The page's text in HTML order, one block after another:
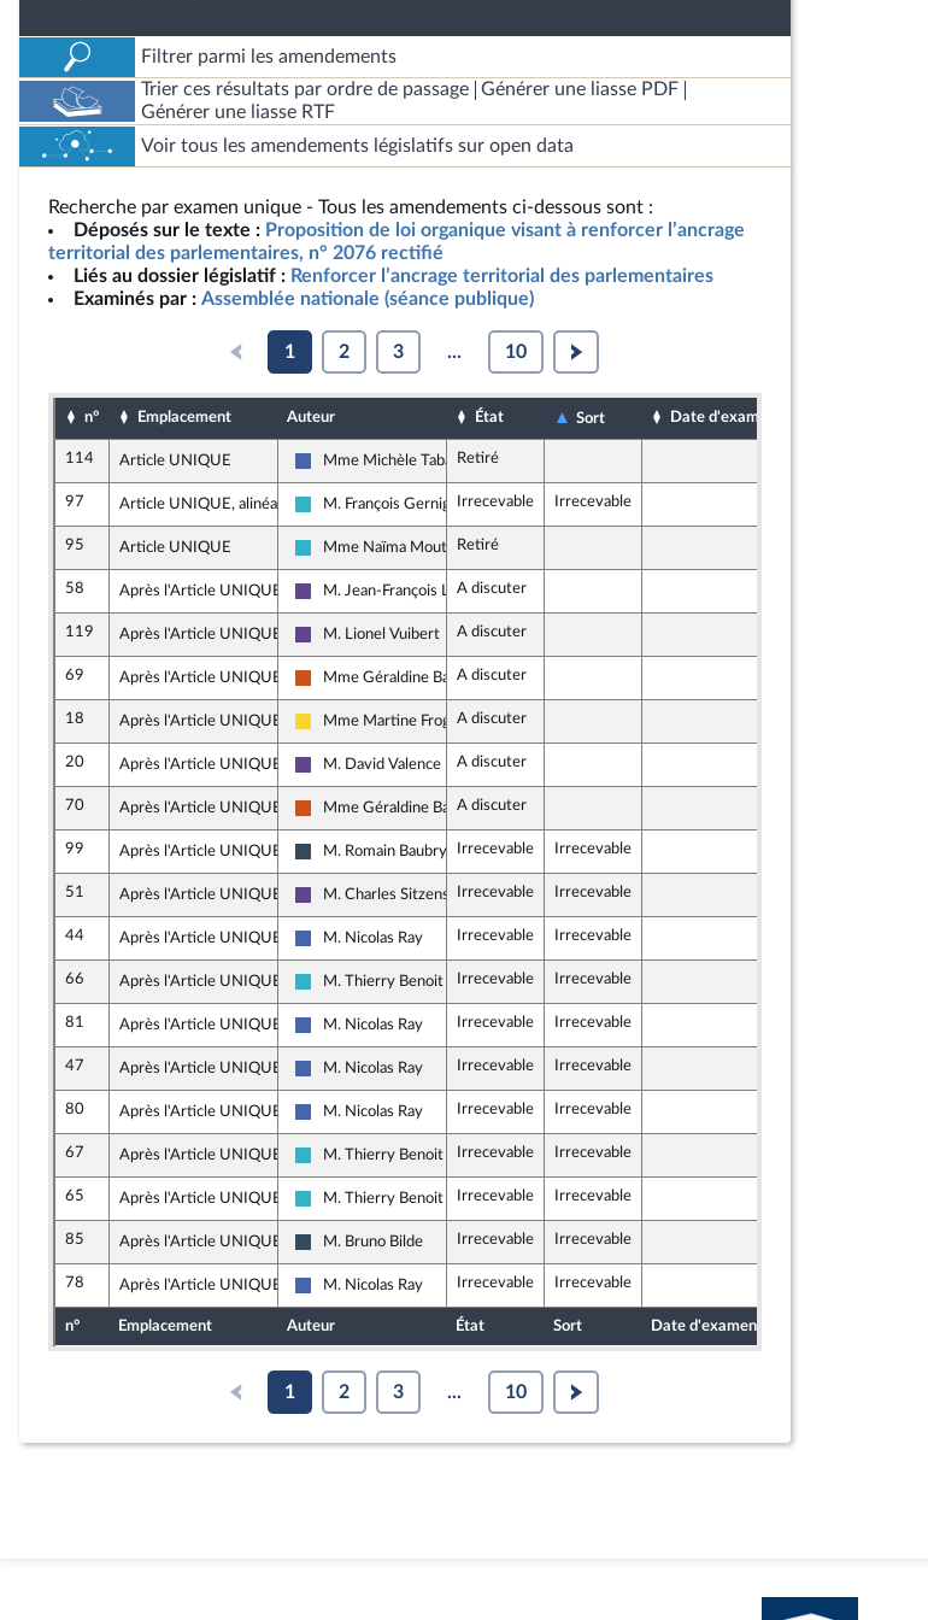
Filtrer parmi les amendements
Trier ces résultats par ordre de passage
Générer une liasse PDF
Générer une liasse RTF
Voir tous les amendements législatifs sur open data
Recherche par examen unique - Tous les amendements ci-dessous sont :
Déposés sur le texte : Proposition de loi organique visant à renforcer l’ancrage
territorial des parlementaires, n° 2076 rectifié
Liés au dossier législatif : Renforcer l’ancrage territorial des parlementaires
Examinés par : Assemblée nationale (séance publique)
1 2 3 ... 10
n° Emplacement Auteur État Sort Date d'examen
114 Article UNIQUE
Les Républicains
Mme Michèle TabarotRetiré
97 Article UNIQUE, alinéa 2
Horizons et apparentés
M. François GernigonIrrecevable Irrecevable
95 Article UNIQUE
Horizons et apparentés
Mme Naïma MoutchouRetiré
58 Après l'Article UNIQUE
Renaissance
M. Jean-François Lovisolo
A discuter
119 Après l'Article UNIQUE
Renaissance
M. Lionel Vuibert A discuter
69 Après l'Article UNIQUE
Démocrate (MoDem et Indépendants)
Mme Géraldine BannierA discuter
18 Après l'Article UNIQUE
Libertés, Indépendants, Outre-mer et Territoires
Mme Martine FrogerA discuter
20 Après l'Article UNIQUE
Renaissance
M. David Valence A discuter
70 Après l'Article UNIQUE
Démocrate (MoDem et Indépendants)
Mme Géraldine BannierA discuter
99 Après l'Article UNIQUE
Rassemblement National
M. Romain Baubry Irrecevable Irrecevable
51 Après l'Article UNIQUE
Renaissance
M. Charles SitzenstuhlIrrecevable Irrecevable
44 Après l'Article UNIQUE
Les Républicains
M. Nicolas Ray Irrecevable Irrecevable
66 Après l'Article UNIQUE
Horizons et apparentés
M. Thierry Benoit Irrecevable Irrecevable
81 Après l'Article UNIQUE
Les Républicains
M. Nicolas Ray Irrecevable Irrecevable
47 Après l'Article UNIQUE
Les Républicains
M. Nicolas Ray Irrecevable Irrecevable
80 Après l'Article UNIQUE
Les Républicains
M. Nicolas Ray Irrecevable Irrecevable
67 Après l'Article UNIQUE
Horizons et apparentés
M. Thierry Benoit Irrecevable Irrecevable
65 Après l'Article UNIQUE
Horizons et apparentés
M. Thierry Benoit Irrecevable Irrecevable
85 Après l'Article UNIQUE
Rassemblement National
M. Bruno Bilde Irrecevable Irrecevable
78 Après l'Article UNIQUE
Les Républicains
M. Nicolas Ray Irrecevable Irrecevable
n° Emplacement Auteur État Sort Date d'examen
1 2 3 ... 10